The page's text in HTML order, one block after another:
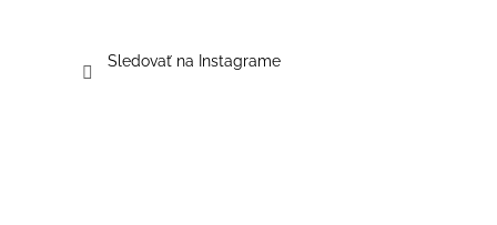
Sledovať na Instagrame